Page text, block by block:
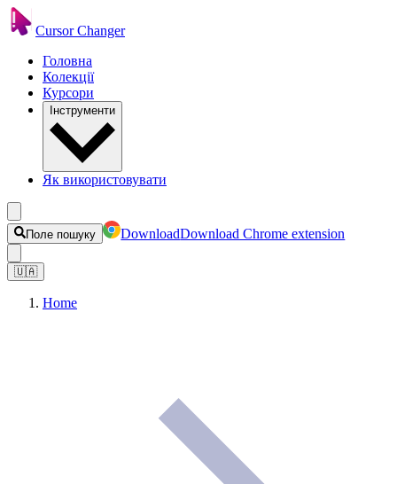
Cursor Changer
Головна
Колекції
Курсори
Інструменти
Як використовувати
Поле пошуку DownloadDownload Chrome extension
🇺🇦
Home